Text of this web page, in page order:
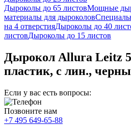
Дыроколы до 65 листовМощные
материалы для дыроколов
на 4 отверстияДыроколы до 40
листовДыроколы до 15 листов
Дырокол Allura Leitz
пластик, с лин.,
Если у вас есть вопросы:
Позвоните нам
+7 495 649-65-88